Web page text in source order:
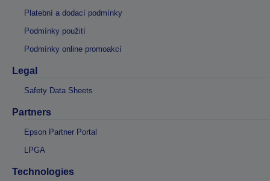
Platební a dodací podmínky
Podmínky použití
Podmínky online promoakcí
Legal
Safety Data Sheets
Partners
Epson Partner Portal
LPGA
Technologies